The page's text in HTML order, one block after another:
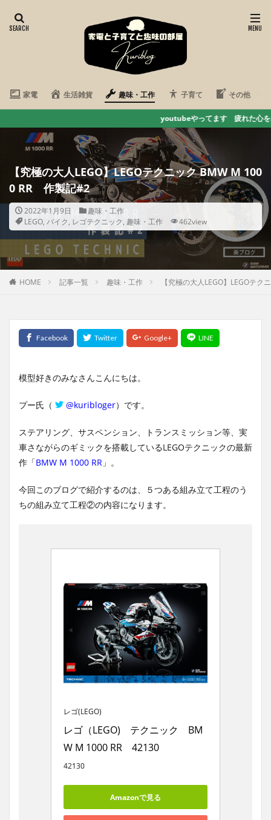
家電 生活雑貨 趣味・工作 子育て その他
youtubeやってます 疲れた心をハリちゃん動画で癒そう こ
【究極の大人LEGO】LEGOテクニック BMW M 100
0 RR 作製記#2
2022年1月9日
趣味・工作
LEGO, バイク, レゴテクニック, 趣味・工作 462view
HOME 記事一覧 趣味・工作 【究極の大人LEGO】LEGOテ
模型好きのみなさんこんにちは。
プー氏（ @kuribloger）です。
ステアリング、サスペンション、トランスミッション等、実
車さながらのギミックを搭載しているLEGOテクニックの最新
作「BMW M 1000 RR 」。
今回このブログで紹介するのは、５つある組み立て工程のう
ちの組み立て工程②の内容になります。
レゴ(LEGO)
レゴ（LEGO)　テクニック　BM
W M 1000 RR　42130
42130
Amazonで見る